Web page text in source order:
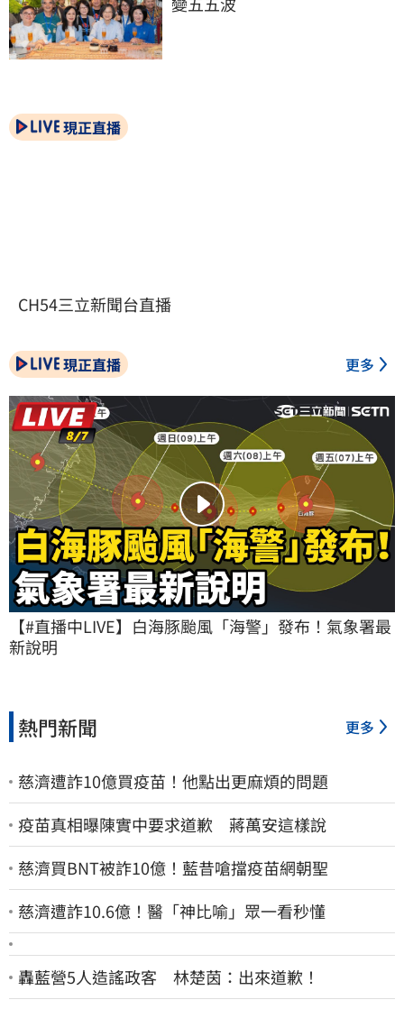
現正直播
CH54三立新聞台直播
現正直播 更多
【#直播中LIVE】白海豚颱風「海警」發布！氣象署最
新說明
熱門新聞 更多
慈濟遭詐10億買疫苗！他點出更麻煩的問題
疫苗真相曝陳實中要求道歉 蔣萬安這樣說
慈濟買BNT被詐10億！藍昔嗆擋疫苗網朝聖
慈濟遭詐10.6億！醫「神比喻」眾一看秒懂
轟藍營5人造謠政客 林楚茵：出來道歉！